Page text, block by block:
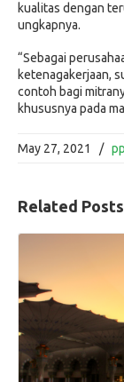
kualitas dengan
ungkapnya.
“Sebagai
ketenagakerjaan,
contoh bagi
khususnya pada
May 27, 2021 /
Related Posts